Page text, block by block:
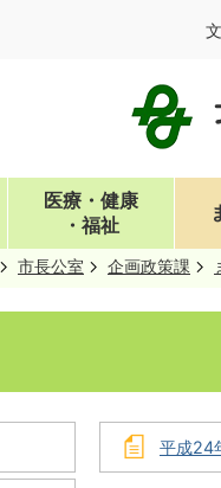
医療・健康
・福祉
市長公室 企画政策課
平成24